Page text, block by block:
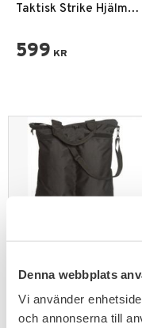
Denna webbplats
Vi använder
och annonserna till
Taktisk Strike Hjälm
599 KR
Add to favorites
Mil-Tec US Flyers
Bag